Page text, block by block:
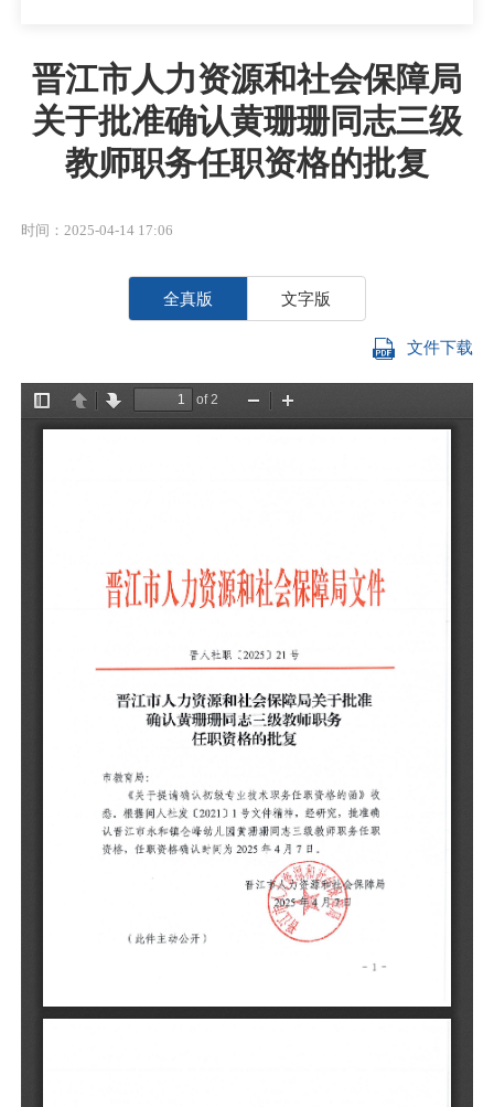
晋江市人力资源和社会保障局
关于批准确认黄珊珊同志三级
教师职务任职资格的批复
时间：2025-04-14 17:06
全真版 文字版
文件下载